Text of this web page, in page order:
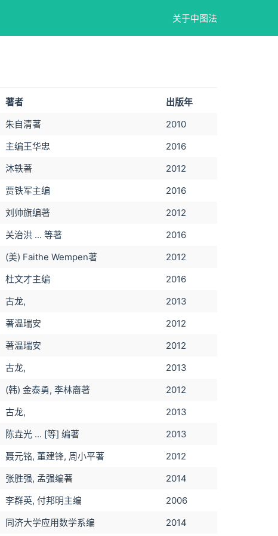
关于中图法
著者
出版年
朱自清著
2010
主编王华忠
2016
沐轶著
2012
贾铁军主编
2016
刘帅旗编著
2012
关治洪 ... 等著
2016
(美) Faithe Wempen著
2012
杜文才主编
2016
古龙,
2013
著温瑞安
2012
著温瑞安
2012
古龙,
2013
(韩) 金泰勇, 李林裔著
2012
古龙,
2013
陈垚光 ... [等] 编著
2013
聂元铭, 董建锋, 周小平著
2012
张胜强, 孟强编著
2014
李群英, 付邦明主编
2006
同济大学应用数学系编 2014